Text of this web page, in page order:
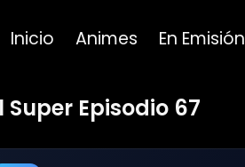
Inicio Animes En Emisión
Episodio 67